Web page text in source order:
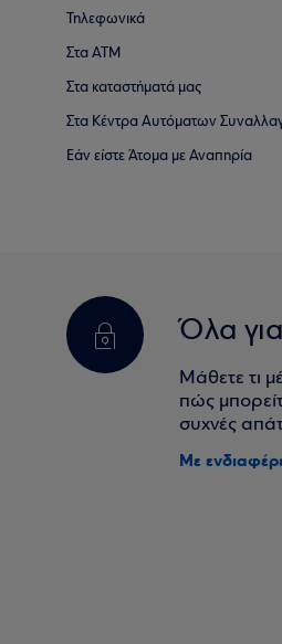
Τηλεφωνικά
Στα ΑΤΜ
Στα καταστήματά μας
Στα Κέντρα Αυτόματων
Εάν είστε Άτομα με Αναπηρία
Όλα
Μάθετε τι
πώς
συχνές
Με